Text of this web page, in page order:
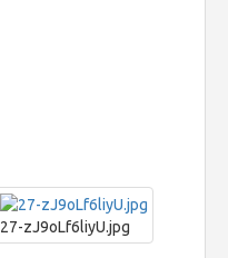
27-zJ9oLf6liyU.jpg